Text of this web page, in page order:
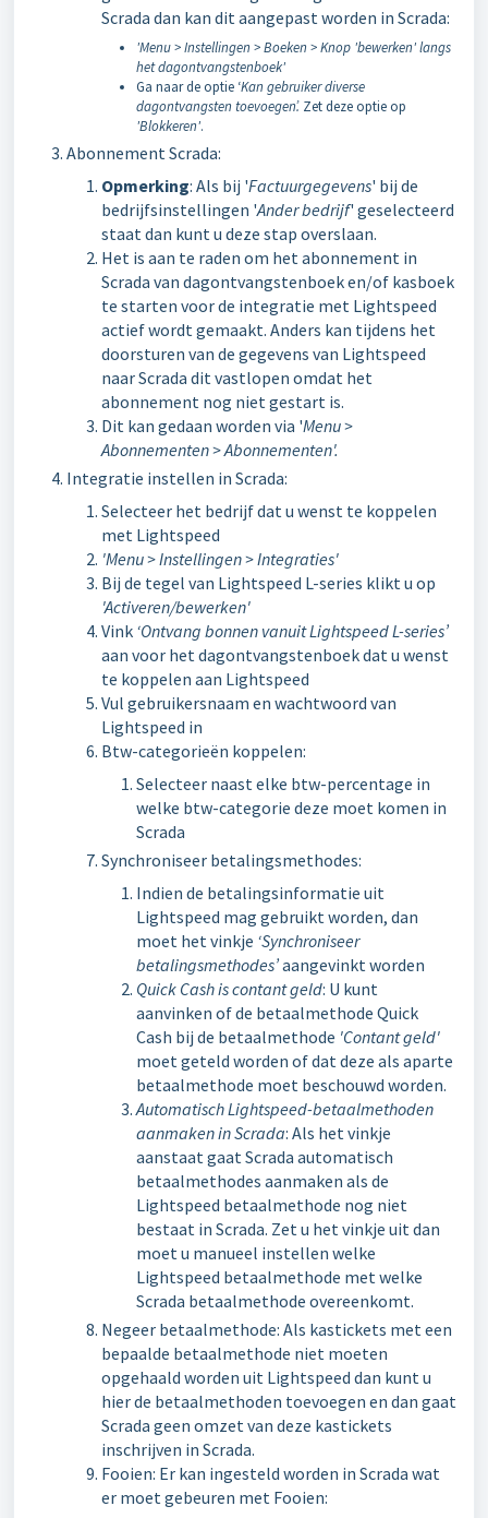
Scrada dan kan dit aangepast worden in Scrada:
'Menu > Instellingen > Boeken > Knop 'bewerken' langs
het dagontvangstenboek'
Ga naar de optie ‘Kan gebruiker diverse
dagontvangsten toevoegen’. Zet deze optie op
'Blokkeren'.
Abonnement Scrada:
Opmerking: Als bij 'Factuurgegevens' bij de
bedrijfsinstellingen 'Ander bedrijf' geselecteerd
staat dan kunt u deze stap overslaan.
Het is aan te raden om het abonnement in
Scrada van dagontvangstenboek en/of kasboek
te starten voor de integratie met Lightspeed
actief wordt gemaakt. Anders kan tijdens het
doorsturen van de gegevens van Lightspeed
naar Scrada dit vastlopen omdat het
abonnement nog niet gestart is.
Dit kan gedaan worden via 'Menu >
Abonnementen > Abonnementen'.
Integratie instellen in Scrada:
Selecteer het bedrijf dat u wenst te koppelen
met Lightspeed
'Menu > Instellingen > Integraties'
Bij de tegel van Lightspeed L-series klikt u op
'Activeren/bewerken'
Vink ‘Ontvang bonnen vanuit Lightspeed L-series’
aan voor het dagontvangstenboek dat u wenst
te koppelen aan Lightspeed
Vul gebruikersnaam en wachtwoord van
Lightspeed in
Btw-categorieën koppelen:
Selecteer naast elke btw-percentage in
welke btw-categorie deze moet komen in
Scrada
Synchroniseer betalingsmethodes:
Indien de betalingsinformatie uit
Lightspeed mag gebruikt worden, dan
moet het vinkje ‘Synchroniseer
betalingsmethodes’aangevinkt worden
Quick Cash is contant geld: U kunt
aanvinken of de betaalmethode Quick
Cash bij de betaalmethode 'Contant geld'
moet geteld worden of dat deze als aparte
betaalmethode moet beschouwd worden.
Automatisch Lightspeed-betaalmethoden
aanmaken in Scrada: Als het vinkje
aanstaat gaat Scrada automatisch
betaalmethodes aanmaken als de
Lightspeed betaalmethode nog niet
bestaat in Scrada. Zet u het vinkje uit dan
moet u manueel instellen welke
Lightspeed betaalmethode met welke
Scrada betaalmethode overeenkomt.
Negeer betaalmethode: Als kastickets met een
bepaalde betaalmethode niet moeten
opgehaald worden uit Lightspeed dan kunt u
hier de betaalmethoden toevoegen en dan gaat
Scrada geen omzet van deze kastickets
inschrijven in Scrada.
Fooien: Er kan ingesteld worden in Scrada wat
er moet gebeuren met Fooien: